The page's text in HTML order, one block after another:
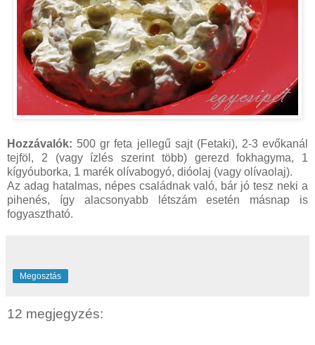
Hozzávalók: 500 gr feta jellegű sajt (Fetaki), 2-3 evőkanál
tejföl, 2 (vagy ízlés szerint több) gerezd fokhagyma, 1
kígyóuborka, 1 marék olívabogyó, dióolaj (vagy olívaolaj).
Az adag hatalmas, népes családnak való, bár jó tesz neki a
pihenés, így alacsonyabb létszám esetén másnap is
fogyasztható.
Megosztás
12 megjegyzés: